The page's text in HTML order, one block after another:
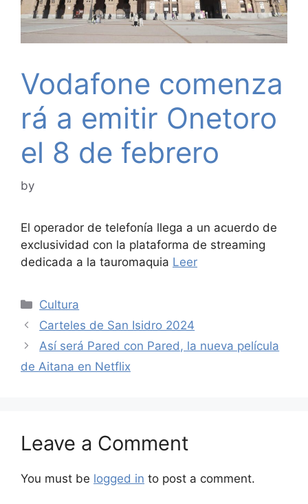
Vodafone comenza
rá a emitir Onetoro
el 8 de febrero
by
El operador de telefonía llega a un acuerdo de
exclusividad con la plataforma de streaming
dedicada a la tauromaquia Leer
Categories
Cultura
Carteles de San Isidro 2024
Así será Pared con Pared, la nueva película
de Aitana en Netflix
Leave a Comment
You must be logged in to post a comment.